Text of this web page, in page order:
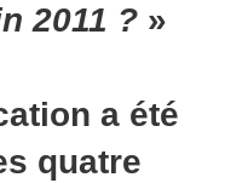
2011 ? »
a été
quatre